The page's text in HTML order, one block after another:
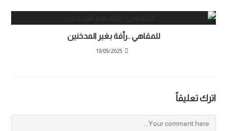
للمقاهي ..رأفة بغير المدخنين
13/05/2025
اترك تعليقاً